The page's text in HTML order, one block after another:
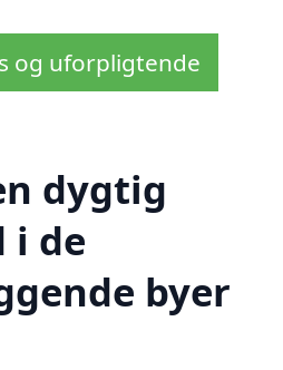
og uforpligtende
dygtig
i de
byer